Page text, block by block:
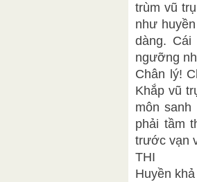
trùm vũ
như
dàng.
ngưỡng
Chân lý!
Khắp vũ
môn
phải tầm
trước vạn
THI
Huyền